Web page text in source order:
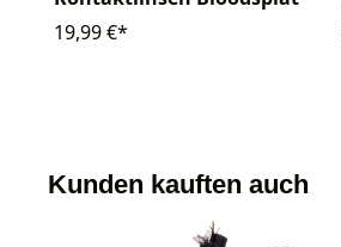
19,99 €*
Kunden kauften auch